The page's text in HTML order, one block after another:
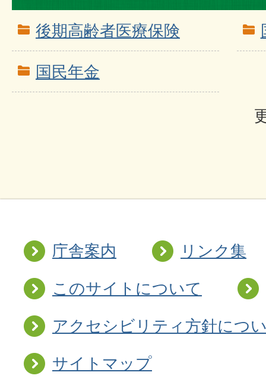
後期高齢者医療保険
国民年金
庁舎案内
リンク集
このサイトについて
アクセシビリティ方針につ
サイトマップ